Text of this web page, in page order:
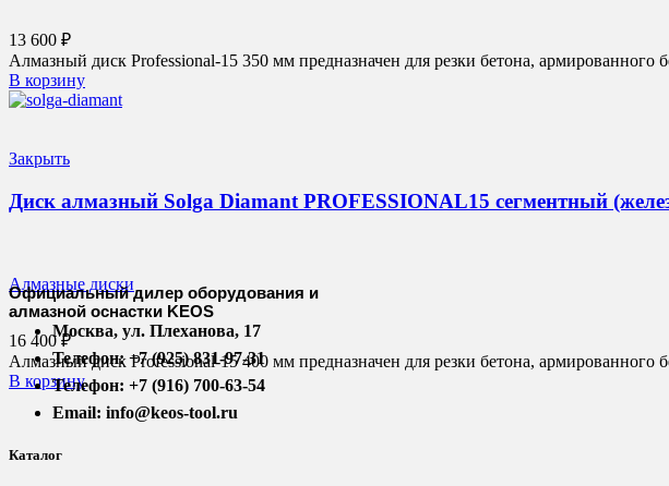
13 600 ₽
Алмазный диск Professional-15 350 мм предназначен для резки бетона, армированного
В корзину
Закрыть
Диск алмазный Solga Diamant PROFESSIONAL15 сегментный
Алмазные диски
16 400₽
Алмазный диск Professional-15 400 мм предназначен для резки бетона, армированного
В корзину
Официальный дилер оборудования и
алмазной оснастки KEOS
Москва, ул. Плеханова, 17
Телефон: +7 (925) 831-97-31
Телефон: +7 (916) 700-63-54
Email: info@keos-tool.ru
Каталог